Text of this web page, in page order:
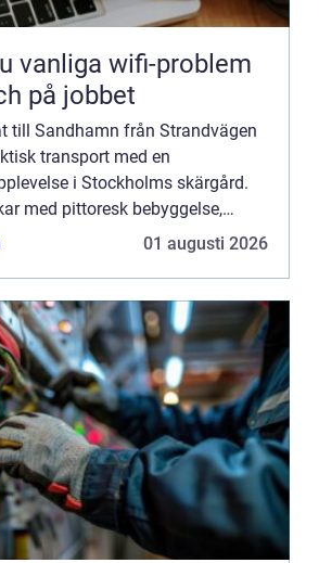
vanliga wifi-problem
på jobbet
till Sandhamn från Strandvägen
transport med en
i Stockholms skärgård.
med pittoresk bebyggelse,
och livligt b&arin...
01 augusti 2026